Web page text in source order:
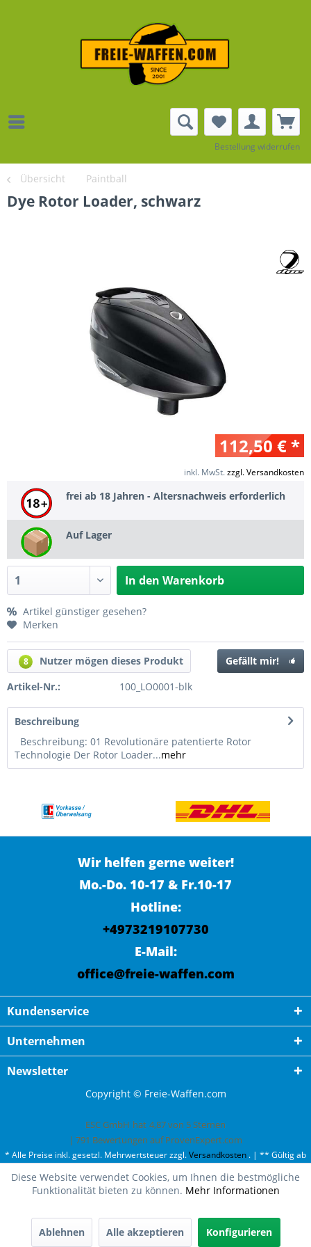
Bestellung widerrufen
Übersicht Paintball
Dye Rotor Loader, schwarz
112,50 € *
inkl. MwSt.zzgl. Versandkosten
frei ab 18 Jahren - Altersnachweis erforderlich
Auf Lager
In den Warenkorb
Artikel günstiger gesehen?
Merken
8 Nutzer mögen dieses Produkt
Gefällt mir!
Artikel-Nr.:
100_LO0001-blk
Beschreibung
Beschreibung: 01 Revolutionäre patentierte Rotor
Technologie Der Rotor Loader...mehr
Wir helfen gerne weiter!
Mo.-Do. 10-17 & Fr.10-17
Hotline:
+4973219107730
E-Mail:
office@freie-waffen.com
Kundenservice
Unternehmen
Newsletter
Copyright © Freie-Waffen.com
ESC GmbH hat 4,87von 5Sternen
| 791 Bewertungen auf ProvenExpert.com
* Alle Preise inkl. gesetzl. Mehrwertsteuer zzgl.Versandkosten . | ** Gültig ab
50¤ Bestellwert und einmal pro Kunde. | *** Innerhalb Deutschland,
ausgenommen Gefahrgut. Weitere Ländern finden Sie unterVersandkosten
Diese Website verwendet Cookies, um Ihnen die bestmögliche
Funktionalität bieten zu können. Mehr Informationen
Ablehnen Alle akzeptieren Konfigurieren